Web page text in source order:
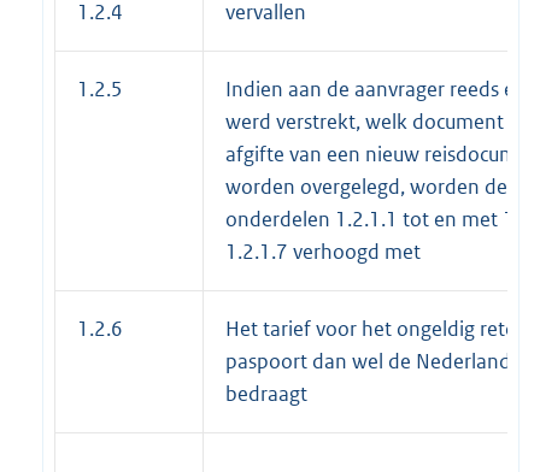
1.2.4 vervallen
1.2.5
Indien aan de aanvrager reeds
werd verstrekt, welk document bij
afgifte van een nieuw
worden overgelegd, worden de
onderdelen 1.2.1.1 tot en met
1.2.1.7 verhoogd met
1.2.6
Het tarief voor het ongeldig
paspoort dan wel de
bedraagt